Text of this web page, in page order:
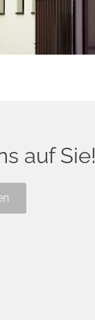
auf Sie!